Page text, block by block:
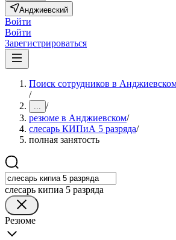
Анджиевский
Войти
Войти
Зарегистрироваться
Поиск сотрудников в
/
... /
резюме в Анджиевском/
слесарь КИПиА 5 разряда/
полная занятость
слесарь кипиа 5 разряда
Резюме